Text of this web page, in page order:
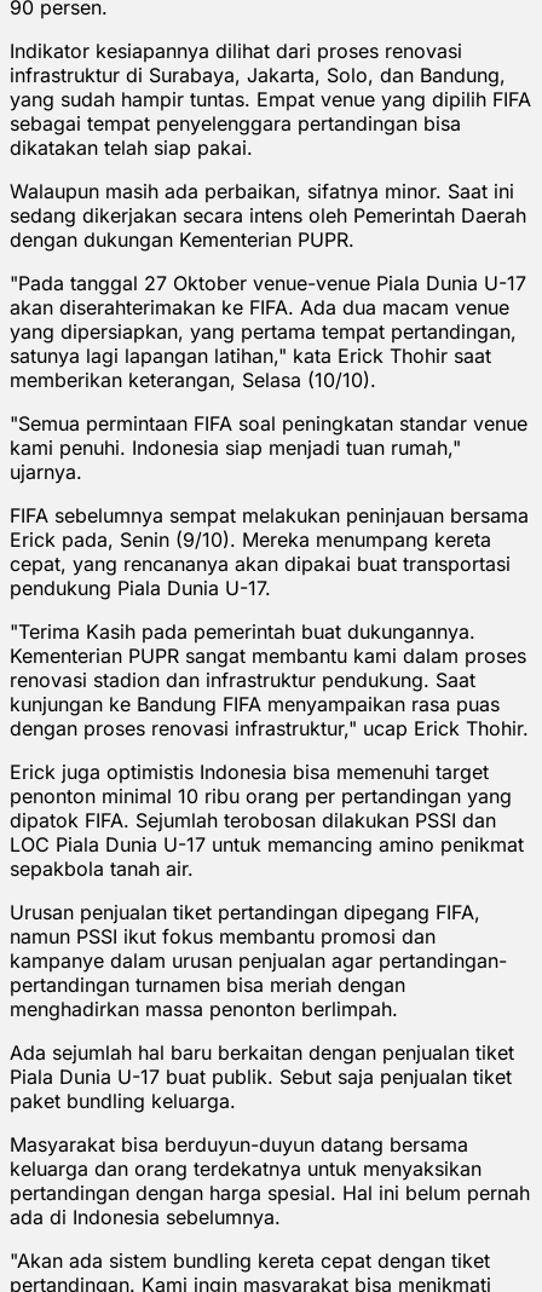
90 persen.
Indikator kesiapannya dilihat dari proses renovasi
infrastruktur di Surabaya, Jakarta, Solo, dan Bandung,
yang sudah hampir tuntas. Empat venue yang dipilih FIFA
sebagai tempat penyelenggara pertandingan bisa
dikatakan telah siap pakai.
Walaupun masih ada perbaikan, sifatnya minor. Saat ini
sedang dikerjakan secara intens oleh Pemerintah Daerah
dengan dukungan Kementerian PUPR.
"Pada tanggal 27 Oktober venue-venue Piala Dunia U-17
akan diserahterimakan ke FIFA. Ada dua macam venue
yang dipersiapkan, yang pertama tempat pertandingan,
satunya lagi lapangan latihan," kata Erick Thohir saat
memberikan keterangan, Selasa (10/10).
"Semua permintaan FIFA soal peningkatan standar venue
kami penuhi. Indonesia siap menjadi tuan rumah,"
ujarnya.
FIFA sebelumnya sempat melakukan peninjauan bersama
Erick pada, Senin (9/10). Mereka menumpang kereta
cepat, yang rencananya akan dipakai buat transportasi
pendukung Piala Dunia U-17.
"Terima Kasih pada pemerintah buat dukungannya.
Kementerian PUPR sangat membantu kami dalam proses
renovasi stadion dan infrastruktur pendukung. Saat
kunjungan ke Bandung FIFA menyampaikan rasa puas
dengan proses renovasi infrastruktur," ucap Erick Thohir.
Erick juga optimistis Indonesia bisa memenuhi target
penonton minimal 10 ribu orang per pertandingan yang
dipatok FIFA. Sejumlah terobosan dilakukan PSSI dan
LOC Piala Dunia U-17 untuk memancing amino penikmat
sepakbola tanah air.
Urusan penjualan tiket pertandingan dipegang FIFA,
namun PSSI ikut fokus membantu promosi dan
kampanye dalam urusan penjualan agar pertandingan-
pertandingan turnamen bisa meriah dengan
menghadirkan massa penonton berlimpah.
Ada sejumlah hal baru berkaitan dengan penjualan tiket
Piala Dunia U-17 buat publik. Sebut saja penjualan tiket
paket bundling keluarga.
Masyarakat bisa berduyun-duyun datang bersama
keluarga dan orang terdekatnya untuk menyaksikan
pertandingan dengan harga spesial. Hal ini belum pernah
ada di Indonesia sebelumnya.
"Akan ada sistem bundling kereta cepat dengan tiket
pertandingan. Kami ingin masyarakat bisa menikmati